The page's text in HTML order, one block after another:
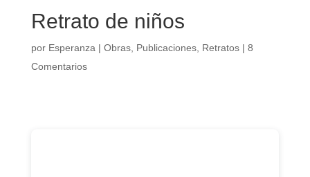
Retrato de niños
por Esperanza | Obras, Publicaciones, Retratos| 8
Comentarios